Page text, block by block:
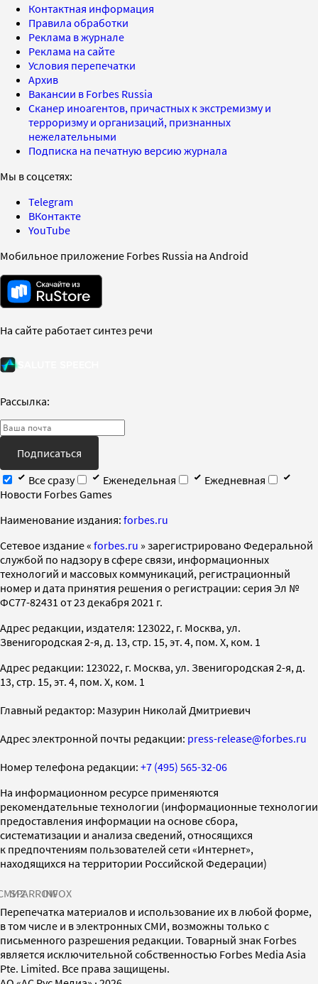
Контактная информация
Правила обработки
Реклама в журнале
Реклама на сайте
Условия перепечатки
Архив
Вакансии в Forbes Russia
Сканер иноагентов, причастных к экстремизму и
терроризму и организаций, признанных
нежелательными
Подписка на печатную версию журнала
Мы в соцсетях:
Telegram
ВКонтакте
YouTube
Мобильное приложение Forbes Russia на Android
На сайте работает синтез речи
Рассылка:
Подписаться
Все сразу
Еженедельная
Ежедневная
Новости Forbes Games
Наименование издания: forbes.ru
Cетевое издание « forbes.ru » зарегистрировано Федеральной
службой по надзору в сфере связи, информационных
технологий и массовых коммуникаций, регистрационный
номер и дата принятия решения о регистрации: серия Эл №
ФС77-82431 от 23 декабря 2021 г.
Адрес редакции, издателя: 123022, г. Москва, ул.
Звенигородская 2-я, д. 13, стр. 15, эт. 4, пом. X, ком. 1
Адрес редакции: 123022, г. Москва, ул. Звенигородская 2-я, д.
13, стр. 15, эт. 4, пом. X, ком. 1
Главный редактор: Мазурин Николай Дмитриевич
Адрес электронной почты редакции: press-release@forbes.ru
Номер телефона редакции: +7 (495) 565-32-06
На информационном ресурсе применяются
рекомендательные технологии (информационные технологии
предоставления информации на основе сбора,
систематизации и анализа сведений, относящихся
к предпочтениям пользователей сети «Интернет»,
находящихся на территории Российской Федерации)
SPARROWINFOX
Перепечатка материалов и использование их в любой форме,
в том числе и в электронных СМИ, возможны только с
письменного разрешения редакции. Товарный знак Forbes
является исключительной собственностью Forbes Media Asia
Pte. Limited. Все права защищены.